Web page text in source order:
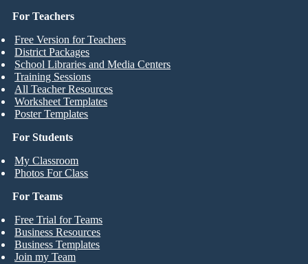
For Students
My Classroom
Photos For Class
For Teachers
Free Version for Teachers
District Packages
School Libraries and Media Centers
Training Sessions
All Teacher Resources
Worksheet Templates
Poster Templates
For Teams
Free Trial for Teams
Business Resources
Business Templates
Join my Team